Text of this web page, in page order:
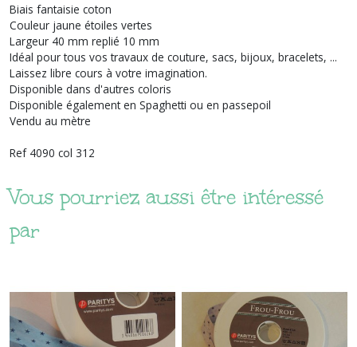
Biais fantaisie coton
Couleur jaune étoiles vertes
Largeur 40 mm replié 10 mm
Idéal pour tous vos travaux de couture, sacs, bijoux, bracelets, ...
Laissez libre cours à votre imagination.
Disponible dans d'autres coloris
Disponible également en Spaghetti ou en passepoil
Vendu au mètre
Ref 4090 col 312
Vous pourriez aussi être intéressé
par